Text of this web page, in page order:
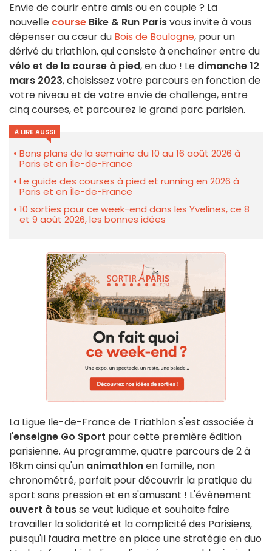
Envie de courir entre amis ou en couple ? La
nouvelle course Bike & Run Parisvous invite à vous
dépenser au cœur du Bois de Boulogne, pour un
dérivé du triathlon, qui consiste à enchaîner entre du
vélo et de la course à pied, en duo ! Le dimanche 12
mars 2023, choisissez votre parcours en fonction de
votre niveau et de votre envie de challenge, entre
cinq courses, et parcourez le grand parc parisien.
À LIRE AUSSI
Bons plans de la semaine du 10 au 16 août 2026 à
Paris et en Île-de-France
Le guide des courses à pied et running en 2026 à
Paris et en Île-de-France
10 sorties pour ce week-end dans les Yvelines, ce 8
et 9 août 2026, les bonnes idées
La Ligue Ile-de-France de Triathlon s'est associée à
l'enseigne Go Sport pour cette première édition
parisienne. Au programme, quatre parcours de 2 à
16km ainsi qu'un animathlonen famille, non
chronométré, parfait pour découvrir la pratique du
sport sans pression et en s'amusant ! L'évènement
ouvert à tousse veut ludique et souhaite faire
travailler la solidarité et la complicité des Parisiens,
puisqu'il faudra mettre en place une stratégie en duo